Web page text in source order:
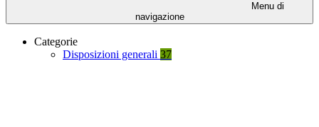
Menu di
navigazione
Categorie
Disposizioni generali 37